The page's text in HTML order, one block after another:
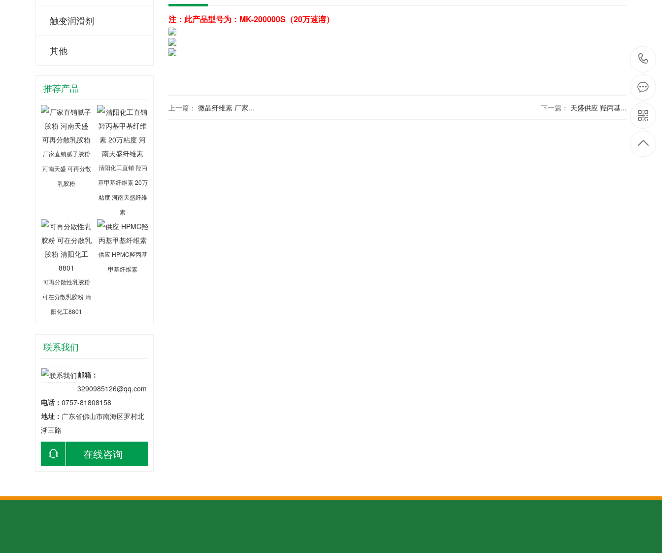
触变润滑剂
其他
推荐产品
厂家直销腻子胶粉
河南天盛 可再分散
乳胶粉
清阳化工直销 羟丙
基甲基纤维素 20万
粘度 河南天盛纤维
素
可再分散性乳胶粉
可在分散乳胶粉 清
阳化工8801
供应 HPMC羟丙基
甲基纤维素
联系我们
邮箱：
3290985126@qq.com
电话： 0757-81808158
地址： 广东省佛山市南海区罗村北
湖三路
在线咨询
注：此产品型号为：MK-200000S（20万速溶）
上一篇： 微晶纤维素 厂家... 下一篇： 天盛供应 羟丙基...